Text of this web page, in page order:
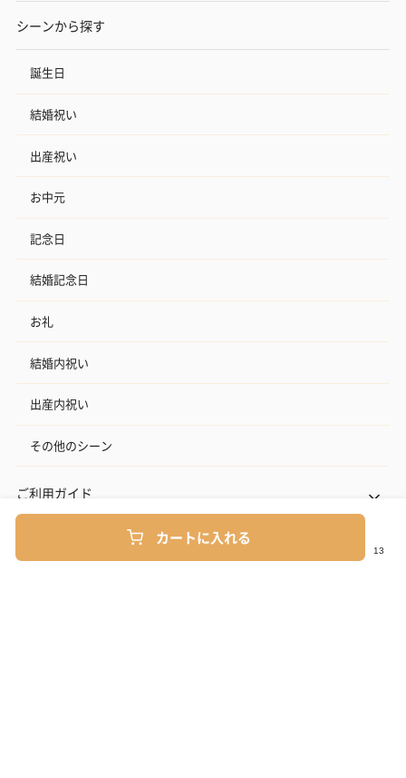
カートに入れる
シーンから探す
誕生日
結婚祝い
出産祝い
お中元
記念日
結婚記念日
お礼
結婚内祝い
出産内祝い
その他のシーン
ご利用ガイド
ヘルプ・お問い合わせ